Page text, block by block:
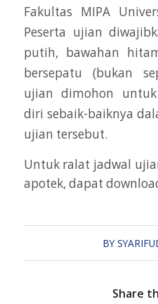
Fakultas MIPA
Peserta ujian
putih, bawahan
bersepatu (bukan
ujian dimohon
diri sebaik-baiknya
ujian tersebut.
Untuk ralat jadwal
apotek, dapat
BY
Share